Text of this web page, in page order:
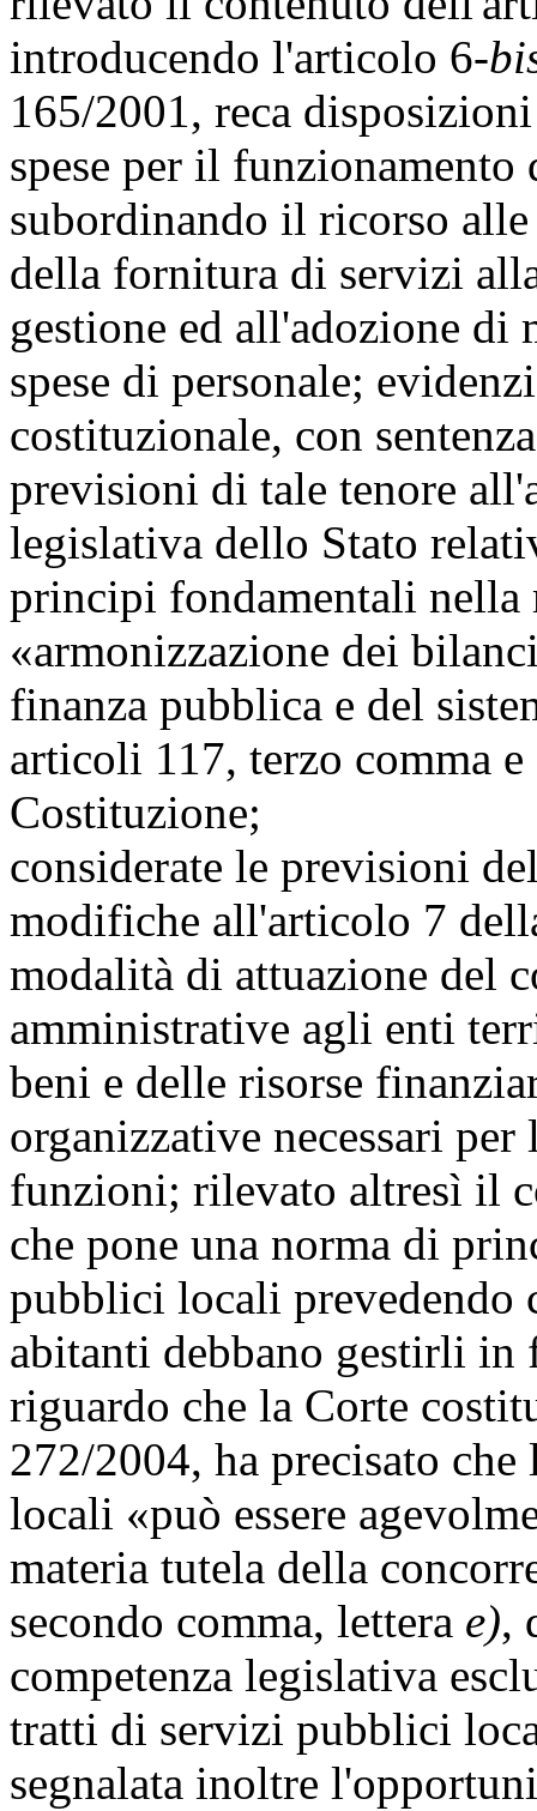
introducendo l'articolo 6-
165/2001, reca
spese per il
subordinando il ricorso
della fornitura di servizi
gestione ed all'adozione di
spese di personale;
costituzionale, con
previsioni di tale tenore
legislativa dello Stato
principi fondamentali
«armonizzazione dei
finanza pubblica e del
articoli 117, terzo comma
Costituzione;
considerate le previsioni
modifiche all'articolo 7
modalità di attuazione del
amministrative agli enti
beni e delle risorse
organizzative necessari
funzioni; rilevato altresì il
che pone una norma di
pubblici locali prevedendo
abitanti debbano gestirli in
riguardo che la Corte
272/2004, ha precisato
locali «può essere
materia tutela della
secondo comma, lettera e),
competenza legislativa
tratti di servizi pubblici
segnalata inoltre